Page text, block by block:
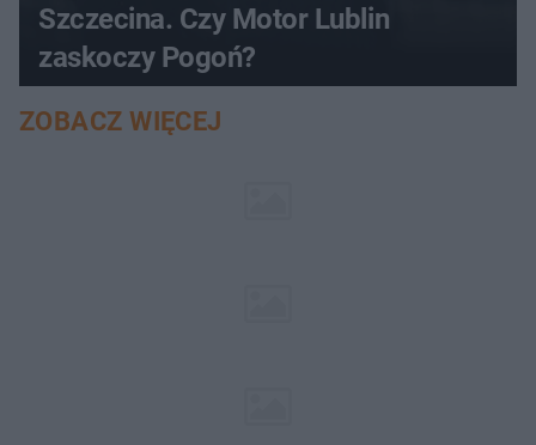
Szczecina. Czy Motor Lublin
zaskoczy Pogoń?
ZOBACZ WIĘCEJ